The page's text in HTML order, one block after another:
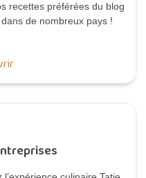
recettes préférées du blog
de nombreux pays !